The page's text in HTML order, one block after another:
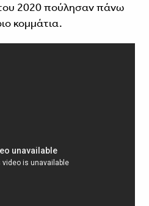
2020 πούλησαν πάνω
κομμάτια.